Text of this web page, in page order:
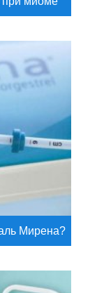
Мирена?